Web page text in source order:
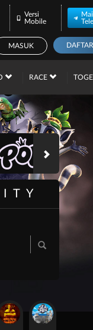
Versi
Mobile
MASUK DAFTAR
RACE